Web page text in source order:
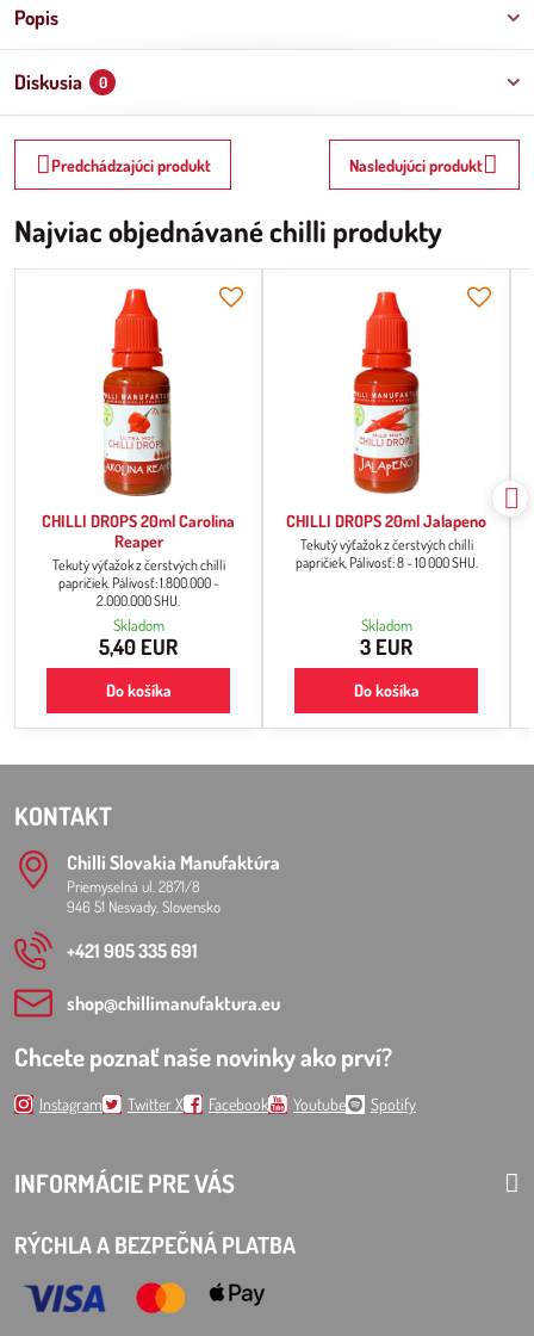
Popis
Diskusia 0
Predchádzajúci produkt Nasledujúci produkt
Najviac objednávané chilli produkty
CHILLI DROPS 20ml Carolina
Reaper
Tekutý výťažok z čerstvých chilli
papričiek. Pálivosť: 1.800.000 -
2.000.000 SHU.
Skladom
5,40 EUR
Do košíka
CHILLI DROPS 20ml Jalapeno
Tekutý výťažok z čerstvých chilli
papričiek, Pálivosť: 8 - 10 000 SHU.
Skladom
3 EUR
Do košíka
KONTAKT
Chilli Slovakia Manufaktúra
Priemyselná ul. 2871/8
946 51 Nesvady, Slovensko
+421 905 335 691
shop​@chillimanufaktura​.eu
Chcete poznať naše novinky ako prví?
Instagram Twitter X Facebook Youtube Spotify
INFORMÁCIE PRE VÁS
RÝCHLA A BEZPEČNÁ PLATBA